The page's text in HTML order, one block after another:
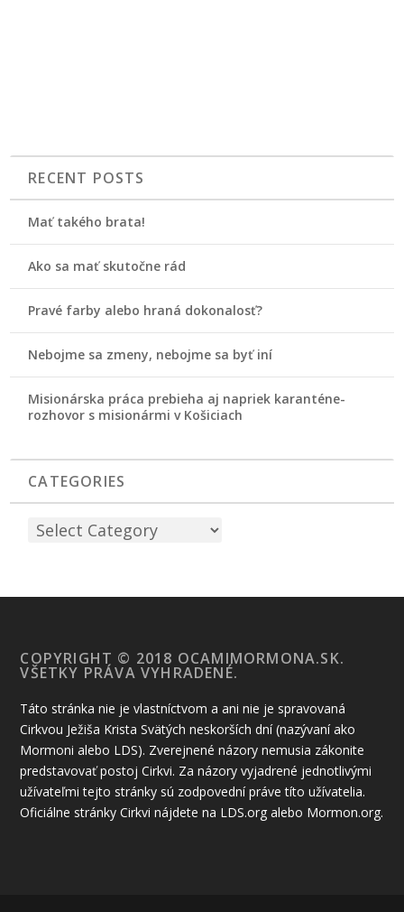
RECENT POSTS
Mať takého brata!
Ako sa mať skutočne rád
Pravé farby alebo hraná dokonalosť?
Nebojme sa zmeny, nebojme sa byť iní
Misionárska práca prebieha aj napriek karanténe-
rozhovor s misionármi v Košiciach
CATEGORIES
COPYRIGHT © 2018 OCAMIMORMONA.SK.
VŠETKY PRÁVA VYHRADENÉ.
Táto stránka nie je vlastníctvom a ani nie je spravovaná
Cirkvou Ježiša Krista Svätých neskorších dní (nazývaní ako
Mormoni alebo LDS). Zverejnené názory nemusia zákonite
predstavovať postoj Cirkvi. Za názory vyjadrené jednotlivými
užívateľmi tejto stránky sú zodpovední práve títo užívatelia.
Oficiálne stránky Cirkvi nájdete na LDS.org alebo Mormon.org.